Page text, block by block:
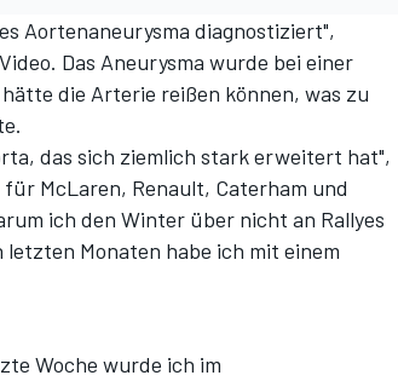
Aortenaneurysma diagnostiziert",
Das Aneurysma wurde bei einer
die Arterie reißen können, was zu
das sich ziemlich stark erweitert hat",
McLaren, Renault, Caterham und
ich den Winter über nicht an Rallyes
Monaten habe ich mit einem
Woche wurde ich im